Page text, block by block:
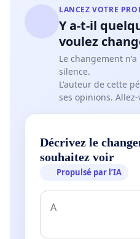
LANCEZ VOTRE
Y a-t-il
voulez
Le changement
silence.
L'auteur de cette
ses opinions.
Décrivez le
souhaitez voir
Propulsé par l’IA